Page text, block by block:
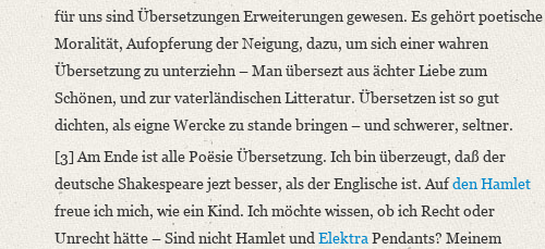
für uns sind Übersetzungen Erweiterungen gewesen. Es gehört poetische
Moralität, Aufopferung der Neigung, dazu, um sich einer wahren
Übersetzung zu unterziehn – Man übersezt aus ächter Liebe zum
Schönen, und zur vaterländischen Litteratur. Übersetzen ist so gut
dichten, als eigne Wercke zu stande bringen – und schwerer, seltner.
[3] Am Ende ist alle Poësie Übersetzung. Ich bin überzeugt, daß der
deutsche Shakespeare jezt besser, als der Englische ist. Aufden Hamlet
freue ich mich, wie ein Kind. Ich möchte wissen, ob ich Recht oder
Unrecht hätte – Sind nicht Hamlet und Elektra Pendants? Meinem